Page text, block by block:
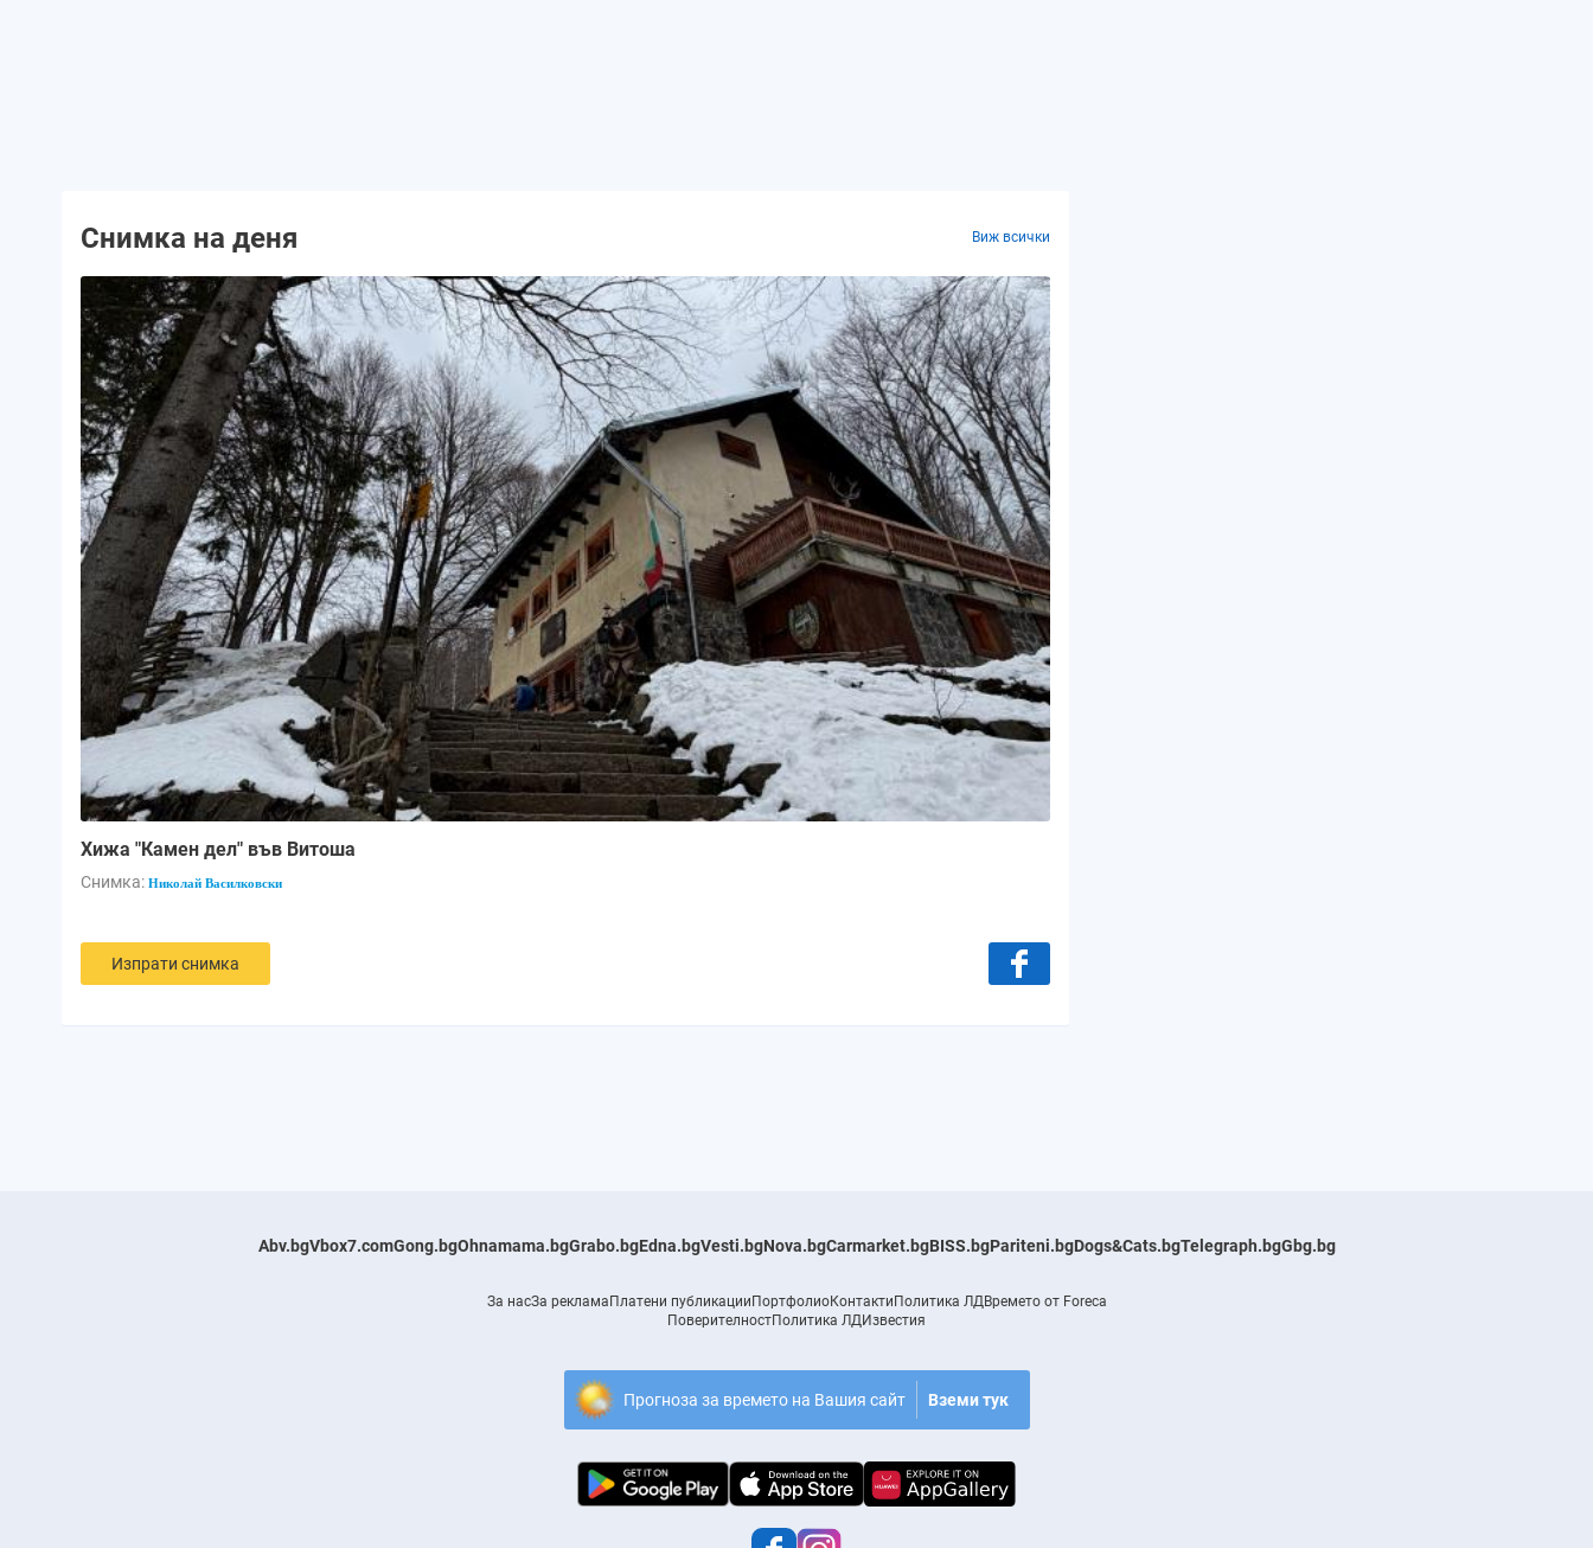
Снимка на деня Виж всички
Хижа "Камен дел" във Витоша
Снимка: Николай Василковски
Изпрати снимка
Abv.bgVbox7.comGong.bgOhnamama.bgGrabo.bgEdna.bgVesti.bgNova.bgCarmarket.bgBISS.bgPariteni.bgDogs&Cats.bgTelegraph.bgGbg.bg
За насЗа рекламаПлатени публикацииПортфолиоКонтактиПолитика ЛДВремето от Foreca
ПоверителностПолитика ЛДИзвестия
Прогноза за времето на Вашия сайт Вземи тук